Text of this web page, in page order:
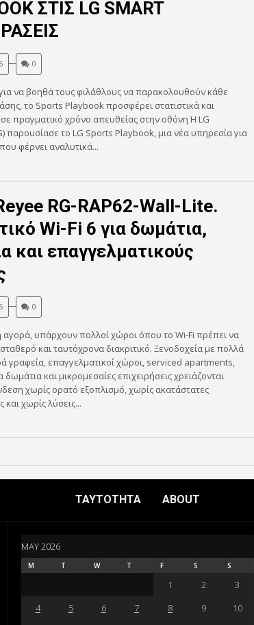
ΣΤΙΣ LG SMART
0
να βοηθά τους φιλάθλους να παρακολουθούν κάθε
το Sports Playbook προσφέρει στατιστικά και
πραγματικό χρόνο απευθείας στην οθόνη Η LG
παρουσίασε το LG Sports Playbook, μια νέα υπηρεσία για
φέρνει αναλυτικά...
RG-RAP62-Wall-Lite.
Wi-Fi 6 για δωμάτια,
και επαγγελματικούς
0
αγορά, υπάρχουν πολλοί χώροι όπου το Wi-Fi πρέπει να
και ταυτόχρονα διακριτικό. Ξενοδοχεία με πολλά
γραφεία, επαγγελματικοί χώροι, serviced apartments,
δωμάτια και μικρομεσαίες επιχειρήσεις χρειάζονται
χωρίς ορατό εξοπλισμό, χωρίς ακατάστατες
και χωρίς λύσεις...
ΤΑΥΤΟΤΗΤΑ ABOUT
MAY 2026
M T W T F S S
1 2
3
4
5 6 7 8 9
10